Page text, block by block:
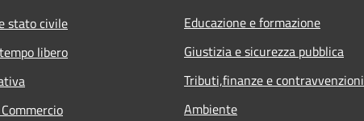
stato civile
libero
Educazione e formazione
Giustizia e sicurezza pubblica
Tributi,finanze e contravvenzioni
Ambiente